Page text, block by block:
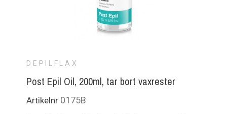
DEPILFLAX
Post Epil Oil, 200ml, tar bort vaxrester
Artikelnr 0175B